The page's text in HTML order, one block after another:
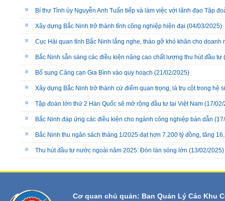
Bí thư Tỉnh ủy Nguyễn Anh Tuấn tiếp và làm việc với lãnh đạo Tập
Xây dựng Bắc Ninh trở thành tỉnh công nghiệp hiện đại (04/03/2025)
Cục Hải quan tỉnh Bắc Ninh lắng nghe, tháo gỡ khó khăn cho doanh
Bắc Ninh sẵn sàng các điều kiện nâng cao chất lượng thu hút đầu tư
Bổ sung Cảng cạn Gia Bình vào quy hoạch (21/02/2025)
Xây dựng Bắc Ninh trở thành cứ điểm quan trọng, là trụ cột trong hệ
Tập đoàn lớn thứ 2 Hàn Quốc sẽ mở rộng đầu tư tại Việt Nam (17/
Bắc Ninh đáp ứng các điều kiện cho ngành công nghiệp bán dẫn
Bắc Ninh thu ngân sách tháng 1/2025 đạt hơn 7.200 tỷ đồng, tăng
Thu hút đầu tư nước ngoài năm 2025: Đón làn sóng lớn (13/02/2025)
Cơ quan chủ quản: Ban Quản Lý Các Khu